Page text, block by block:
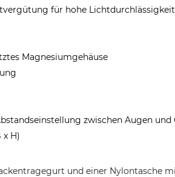
für hohe Lichtdurchlässigkeit
Magnesiumgehäuse
zwischen Augen und
x H)
und einer Nylontasche